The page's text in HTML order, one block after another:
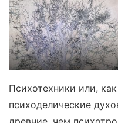
Психотехники или,
психоделические